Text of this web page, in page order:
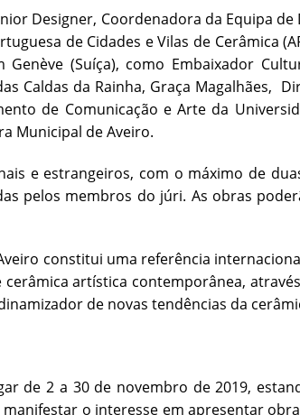
Designer, Coordenadora da Equipa de
de Cidades e Vilas de Cerâmica
(Suíça), como Embaixador
Caldas da Rainha, Graça Magalhães,
de Comunicação e Arte da
Municipal de Aveiro.
e estrangeiros, com o máximo de
pelos membros do júri. As obras
constitui uma referência
artística contemporânea,
de novas tendências da
de 2 a 30 de novembro de 2019,
o interesse em apresentar